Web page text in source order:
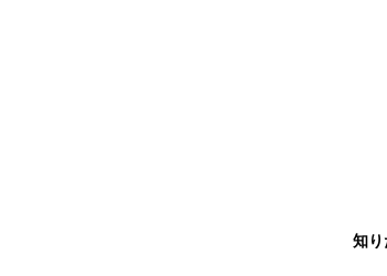
知り